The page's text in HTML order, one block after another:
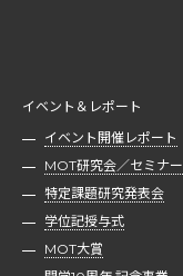
イベント＆レポート
イベント開催レポート
MOT研究会／セミナー
特定課題研究発表会
学位記授与式
MOT大賞